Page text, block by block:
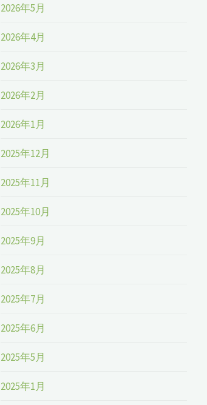
2026年5月
2026年4月
2026年3月
2026年2月
2026年1月
2025年12月
2025年11月
2025年10月
2025年9月
2025年8月
2025年7月
2025年6月
2025年5月
2025年1月